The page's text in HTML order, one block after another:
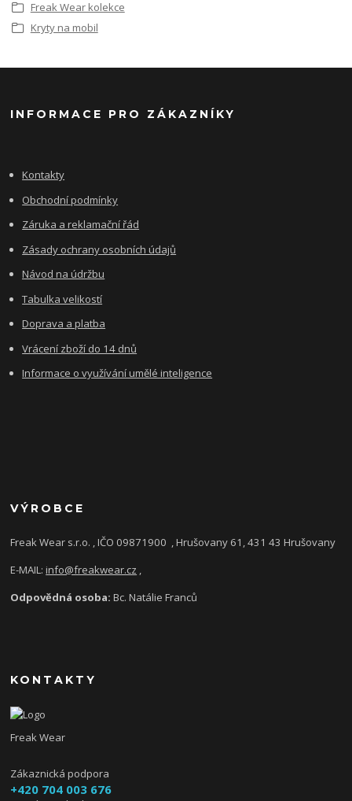
Freak Wear kolekce
Kryty na mobil
INFORMACE PRO ZÁKAZNÍKY
Kontakty
Obchodní podmínky
Záruka a reklamační řád
Zásady ochrany osobních údajů
Návod na údržbu
Tabulka velikostí
Doprava a platba
Vrácení zboží do 14 dnů
Informace o využívání umělé inteligence
VÝROBCE
Freak Wear s.r.o. , IČO 09871900 , Hrušovany 61, 431 43 Hrušovany
E-MAIL:info@freakwear.cz ,
Odpovědná osoba:Bc. Natálie Franců
KONTAKTY
Freak Wear
Zákaznická podpora
+420 704 003 676